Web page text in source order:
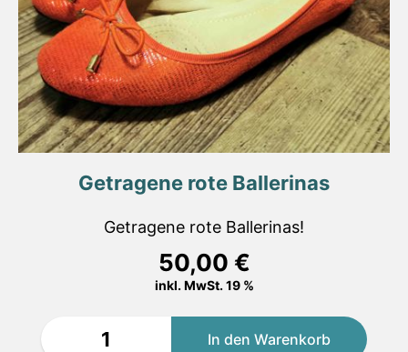
Getragene rote Ballerinas
Getragene rote Ballerinas!
50,00 €
inkl. MwSt. 19 %